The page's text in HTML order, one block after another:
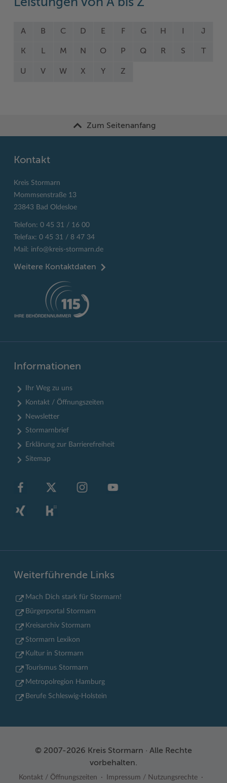
Leistungen von A bis Z
A B C D E F G H J
K L M N O P Q R S T
U V W X Y Z
Zum Seitenanfang
Kontakt
Kreis Stormarn
Mommsenstraße 13
23843 Bad Oldesloe
Telefon: 0 45 31 / 16 00
Telefax: 0 45 31 / 8 47 34
Mail: info@kreis-stormarn.de
Weitere Kontaktdaten
Informationen
Ihr Weg zu uns
Kontakt / Öffnungszeiten
Newsletter
Stormarnbrief
Erklärung zur Barrierefreiheit
Sitemap
Weiterführende Links
Mach Dich stark für Stormarn!
Bürgerportal Stormarn
Kreisarchiv Stormarn
Stormarn Lexikon
Kultur in Stormarn
Tourismus Stormarn
Metropolregion Hamburg
Berufe Schleswig-Holstein
© 2007-2026 Kreis Stormarn · Alle Rechte
vorbehalten.
Kontakt / Öffnungszeiten Impressum / Nutzungsrechte